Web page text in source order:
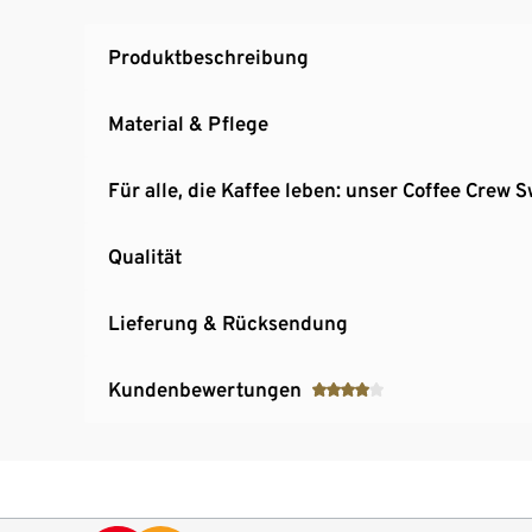
Produktbeschreibung
Material & Pflege
Für alle, die Kaffee leben: unser Coffee Crew
Qualität
Lieferung & Rücksendung
Kundenbewertungen